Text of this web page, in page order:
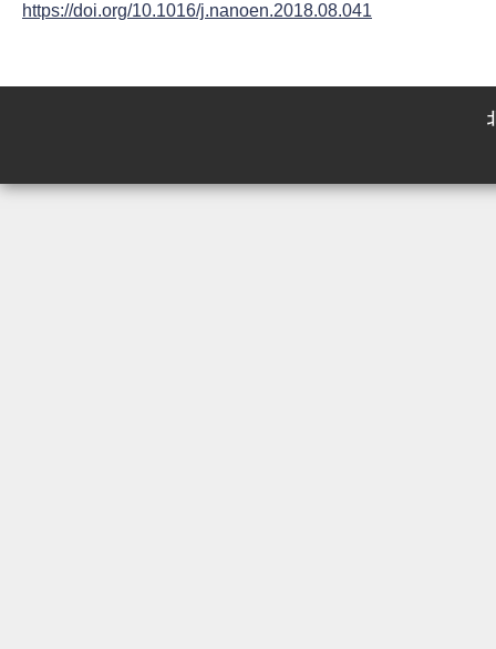
https://doi.org/10.1016/j.nanoen.2018.08.041